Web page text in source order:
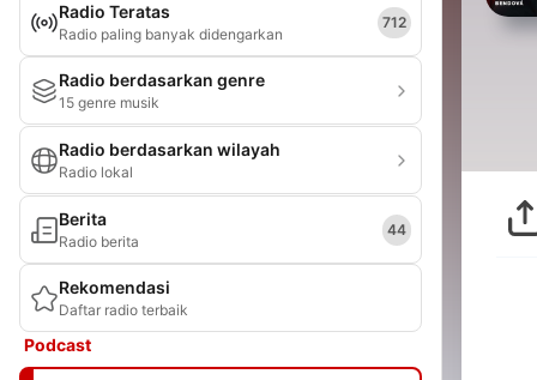
Radio Teratas
Radio paling banyak didengarkan
712
Radio berdasarkan genre
15 genre musik
Radio berdasarkan wilayah
Radio lokal
Berita
Radio berita
44
Rekomendasi
Daftar radio terbaik
Podcast